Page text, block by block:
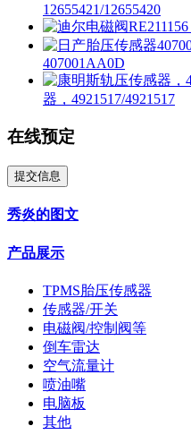
12655421/12655420
407001AA0D
器，4921517/4921517
在线预定
提交信息
秀炎的图文
产品展示
TPMS胎压传感器
传感器/开关
电磁阀/控制阀等
倒车雷达
空气流量计
喷油嘴
电脑板
其他